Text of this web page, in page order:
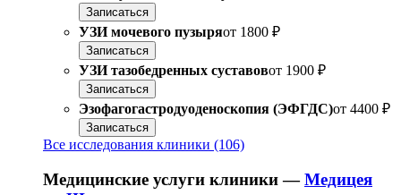
Записаться
УЗИ мочевого пузыряот 1800 ₽
Записаться
УЗИ тазобедренных суставовот 1900 ₽
Записаться
Эзофагогастродуоденоскопия (ЭФГДС)от 4400 ₽
Записаться
Все исследования клиники (106)
Медицинские услуги клиники —Медицея